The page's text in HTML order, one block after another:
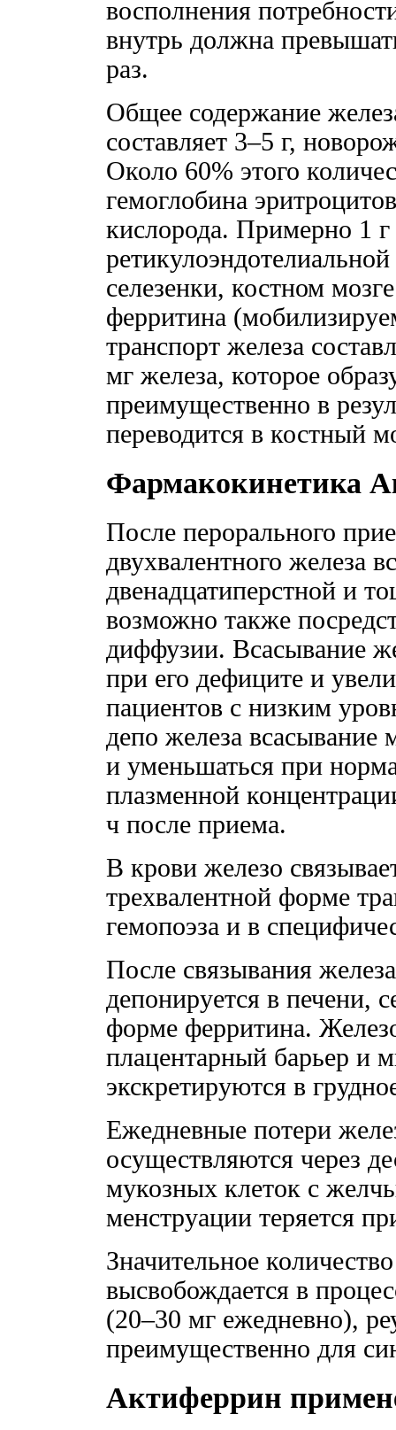
восполнения
внутрь должна
раз.
Общее содержание
составляет 3–5 г,
Около 60% этого
гемоглобина
кислорода. Примерно 1 г
селезенки, костном
ферритина
транспорт железа
мг железа, которое
преимущественно в
переводится в костный
Фармакокинетика
После перорального
двухвалентного железа
двенадцатиперстной и
возможно также
диффузии. Всасывание
при его дефиците и
пациентов с низким
депо железа всасывание
и уменьшаться при
плазменной
ч после приема.
В крови железо
трехвалентной форме
гемопоэза и в
После связывания
депонируется в печени,
форме ферритина.
плацентарный барьер и
экскретируются в
Ежедневные потери
осуществляются через
мукозных клеток с
менструации теряется
Значительное
высвобождается в
(20–30 мг ежедневно),
преимущественно для
Актиферрин